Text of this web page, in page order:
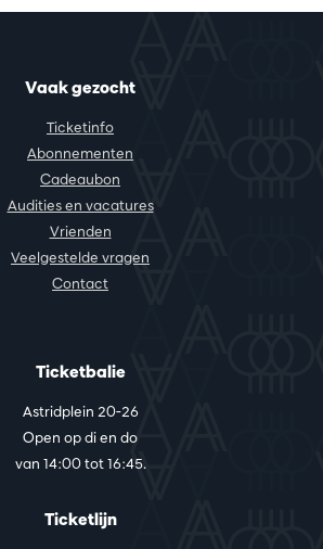
Vaak gezocht
Ticketinfo
Abonnementen
Cadeaubon
Audities en vacatures
Vrienden
Veelgestelde vragen
Contact
Ticketbalie
Astridplein 20-26
Open op di en do
van 14:00 tot 16:45.
Ticketlijn